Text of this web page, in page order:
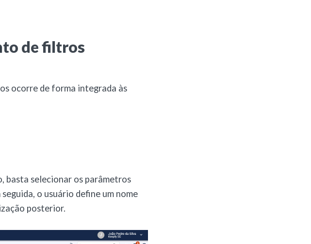
de filtros
ocorre de forma integrada às
basta selecionar os parâmetros
o usuário define um nome
posterior.